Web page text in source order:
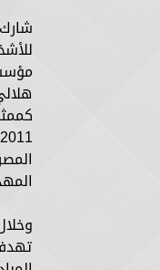
المهدي،